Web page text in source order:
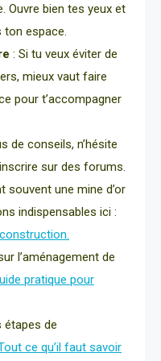
Ouvre bien tes yeux et
ton espace.
: Si tu veux éviter de
mieux vaut faire
pour t’accompagner
de conseils, n’hésite
sur des forums.
souvent une mine d’or
indispensables ici :
l’aménagement de
pratique pour
étapes de
ce qu’il faut savoir